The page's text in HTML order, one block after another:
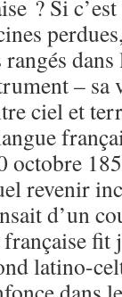
? Si
– sa
ciel et
revenir
d’un
fit
latino-